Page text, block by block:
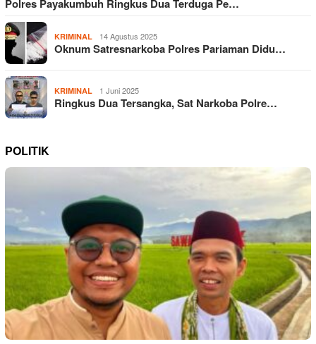
Polres Payakumbuh Ringkus Dua Terduga Pe…
KRIMINAL 14 Agustus 2025
Oknum Satresnarkoba Polres Pariaman Didu…
KRIMINAL 1 Juni 2025
Ringkus Dua Tersangka, Sat Narkoba Polre…
POLITIK